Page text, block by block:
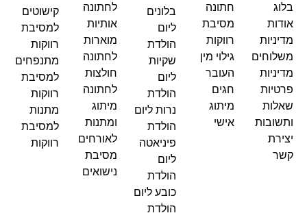
בלוג
אודות
מדיניות
משלוחים
מדיניות
פרטיות
שאלות
ותשובות
יצירת
קשר
חתונה
מסיבת
רווקות
גילוי מין
העובר
חגים
מיתוג
אישי
בלונים
ליום
הולדת
שקיות
ליום
הולדת
נרות ליום
הולדת
פיניאטה
ליום
הולדת
כובע ליום
הולדת
לחתונה
אותיות
מוארות
לחתונה
חולצות
לחתונה
מיתוג
ומתנות
לאורחים
מסיבת
נישואים
קישוטים
למסיבת
רווקות
מתנפחים
למסיבת
רווקות
מתנות
למסיבת
רווקות